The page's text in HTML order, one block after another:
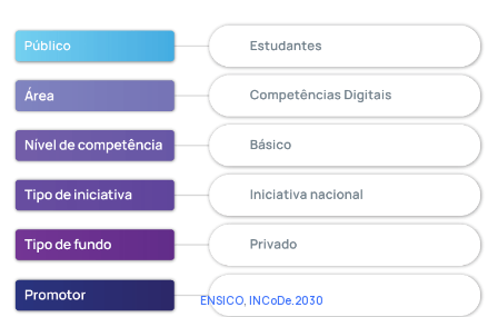
ENSICO, INCoDe.2030